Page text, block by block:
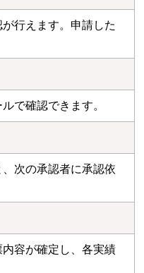
行えます。申請した
で確認できます。
次の承認者に承認依
容が確定し、各実績